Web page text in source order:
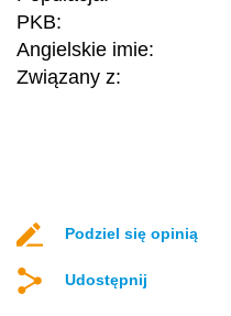
PKB:
Angielskie imie:
Związany z:
Podziel się opinią
Udostępnij